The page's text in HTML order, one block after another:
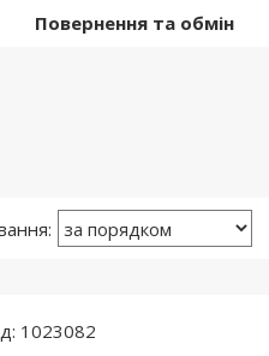
Повернення та обмін
1023082